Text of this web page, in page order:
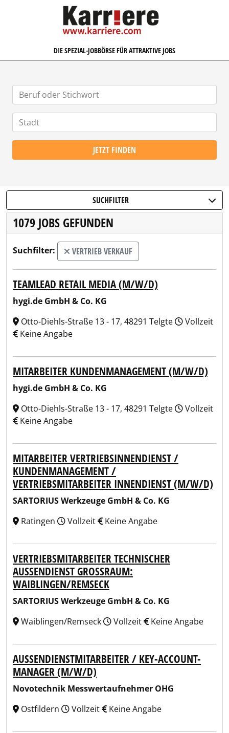
KARRIERE.COM
DIE SPEZIAL-JOBBÖRSE FÜR ATTRAKTIVE JOBS
JETZT FINDEN
SUCHFILTER
1079 JOBS GEFUNDEN
Suchfilter: VERTRIEB VERKAUF
TEAMLEAD RETAIL MEDIA (M/W/D)
hygi.de GmbH & Co. KG
Otto-Diehls-Straße 13 - 17, 48291 Telgte
Vollzeit
Keine Angabe
MITARBEITER KUNDENMANAGEMENT (M/W/D)
hygi.de GmbH & Co. KG
Otto-Diehls-Straße 13 - 17, 48291 Telgte
Vollzeit
Keine Angabe
MITARBEITER VERTRIEBSINNENDIENST /
KUNDENMANAGEMENT /
VERTRIEBSMITARBEITER INNENDIENST (M/W/D)
SARTORIUS Werkzeuge GmbH & Co. KG
Ratingen
Vollzeit Keine Angabe
VERTRIEBSMITARBEITER TECHNISCHER
AUSSENDIENST GROSSRAUM: WA
IBLINGEN/REMSECK
SARTORIUS Werkzeuge GmbH & Co. KG
Waiblingen/Remseck
Vollzeit Keine Angabe
AUSSENDIENSTMITARBEITER / KEY-ACCOUNT-M
ANAGER (M/W/D)
Novotechnik Messwertaufnehmer OHG
Ostfildern
Vollzeit Keine Angabe